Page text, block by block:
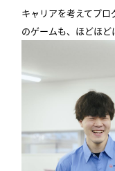
キャリアを考えてプ
のゲームも、ほどほど